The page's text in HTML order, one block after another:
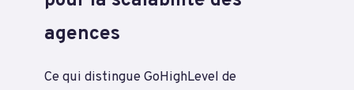
agences
Ce qui distingue GoHighLevel de